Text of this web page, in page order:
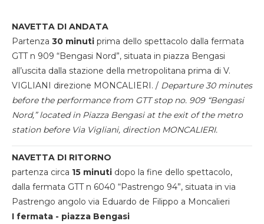
NAVETTA DI ANDATA
Partenza 30 minuti prima dello spettacolo dalla fermata
GTT n 909 “Bengasi Nord”, situata in piazza Bengasi
all’uscita dalla stazione della metropolitana prima di V.
VIGLIANI direzione MONCALIERI. / Departure 30 minutes
before the performance from GTT stop no. 909 “Bengasi
Nord,” located in Piazza Bengasi at the exit of the metro
station before Via Vigliani, direction MONCALIERI.
NAVETTA DI RITORNO
partenza circa 15 minuti dopo la fine dello spettacolo,
dalla fermata GTT n 6040 “Pastrengo 94”, situata in via
Pastrengo angolo via Eduardo de Filippo a Moncalieri
I fermata - piazza Bengasi